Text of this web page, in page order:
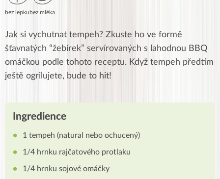
bez lepkubez mléka
Jak si vychutnat tempeh? Zkuste ho ve formě
šťavnatých “žebírek” servírovaných s lahodnou BBQ
omáčkou podle tohoto receptu. Když tempeh předtím
ještě ogrilujete, bude to hit!
Ingredience
1 tempeh (natural nebo ochucený)
1/4 hrnku rajčatového protlaku
1/4 hrnku sojové omáčky